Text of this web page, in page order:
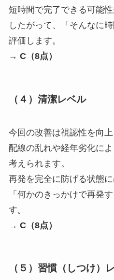
短時間で完了できる可能性
したがって、「そんなに
評価します。
→ C（8点）
（４）清潔レベル
今回の改善は視認性を向上
配線の乱れや経年劣化に
考えられます。
再発を完全に防げる状態に
「何かのきっかけで再発
す。
→ C（8点）
（５）習慣（しつけ）